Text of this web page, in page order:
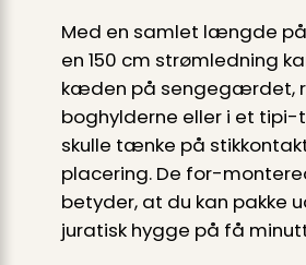
Med en samlet længde på
en 150 cm strømledning
kæden på sengegærdet,
boghylderne eller i et
skulle tænke på
placering. De for-
betyder, at du kan pakke
juratisk hygge på få